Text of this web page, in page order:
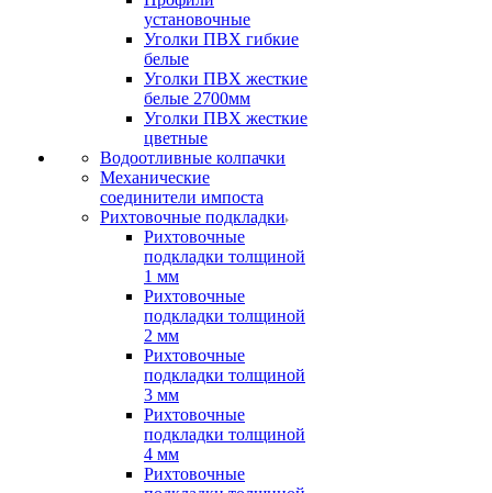
установочные
Уголки ПВХ гибкие
белые
Уголки ПВХ жесткие
белые 2700мм
Уголки ПВХ жесткие
цветные
Водоотливные колпачки
Механические
соединители импоста
Рихтовочные подкладки
Рихтовочные
подкладки толщиной
1 мм
Рихтовочные
подкладки толщиной
2 мм
Рихтовочные
подкладки толщиной
3 мм
Рихтовочные
подкладки толщиной
4 мм
Рихтовочные